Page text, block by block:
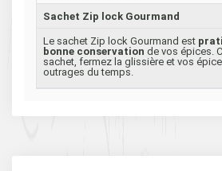
Sachet Zip lock Gourmand
Le sachet Zip lock Gourmand est
bonne conservation de vos épices.
sachet, fermez la glissière et vos
outrages du temps.